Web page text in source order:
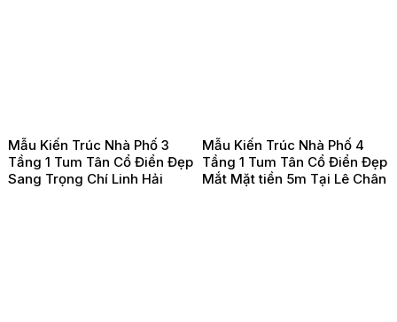
Mẫu Kiến Trúc Nhà Phố 3
Tầng 1 Tum Tân Cổ Điển Đẹp
Sang Trọng Chí Linh Hải
Mẫu Kiến Trúc Nhà Phố 4
Tầng 1 Tum Tân Cổ Điển Đẹp
Mắt Mặt tiền 5m Tại Lê Chân